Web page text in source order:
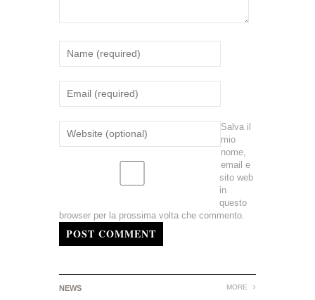
Salva il
mio
nome,
email e
sito web
in
questo
browser per la prossima volta che commento.
POST COMMENT
NEWS MORE